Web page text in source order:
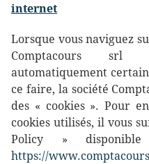
internet
Lorsque vous naviguez
Comptacours
automatiquement
ce faire, la société
des « cookies ». Pour
cookies utilisés, il vous
Policy »
https://